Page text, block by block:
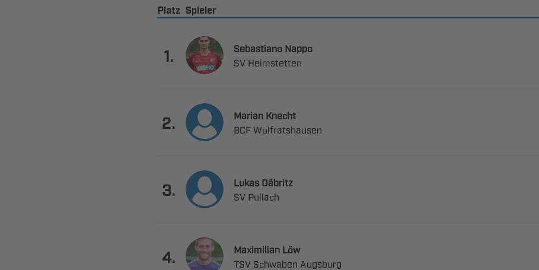
Platz Spieler
.
 
 
.
 
 
.
 
 
.
 
  